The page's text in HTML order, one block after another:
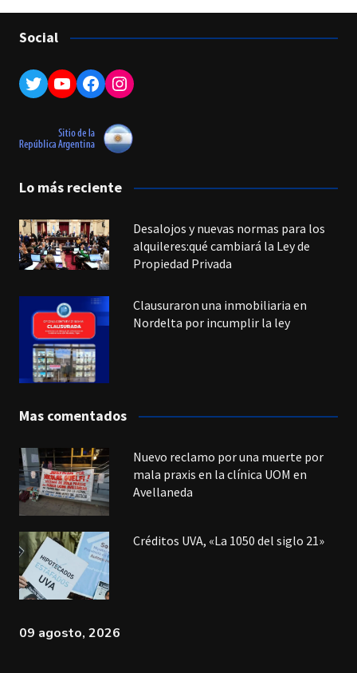
Social
Twitter
YouTube
Facebook
Instagram
Lo más reciente
Desalojos y nuevas normas para los
alquileres:qué cambiará la Ley de
Propiedad Privada
Clausuraron una inmobiliaria en
Nordelta por incumplir la ley
Mas comentados
Nuevo reclamo por una muerte por
mala praxis en la clínica UOM en
Avellaneda
Créditos UVA, «La 1050 del siglo 21»
09 agosto, 2026